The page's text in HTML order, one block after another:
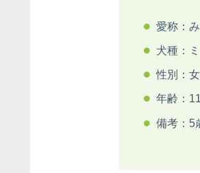
愛称：
犬種：
性別：
年齢：
備考：5